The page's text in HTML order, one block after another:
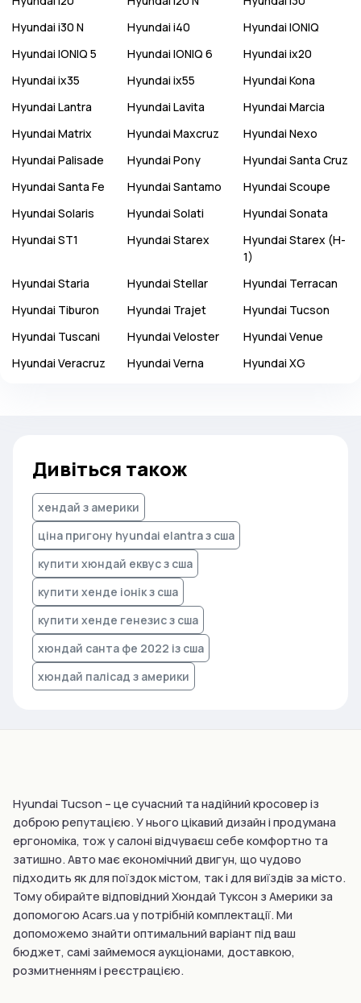
Hyundai i30 N Hyundai i40 Hyundai IONIQ
Hyundai IONIQ 5 Hyundai IONIQ 6 Hyundai ix20
Hyundai ix35 Hyundai ix55 Hyundai Kona
Hyundai Lantra Hyundai Lavita Hyundai Marcia
Hyundai Matrix Hyundai Maxcruz Hyundai Nexo
Hyundai Palisade Hyundai Pony Hyundai Santa Cruz
Hyundai Santa Fe Hyundai Santamo Hyundai Scoupe
Hyundai Solaris Hyundai Solati Hyundai Sonata
Hyundai ST1 Hyundai Starex Hyundai Starex (H-
1)
Hyundai Staria Hyundai Stellar Hyundai Terracan
Hyundai Tiburon Hyundai Trajet Hyundai Tucson
Hyundai Tuscani Hyundai Veloster Hyundai Venue
Hyundai Veracruz Hyundai Verna Hyundai XG
Дивіться також
хендай з америки
ціна пригону hyundai elantra з сша
купити хюндай еквус з сша
купити хенде іонік з сша
купити хенде генезис з сша
хюндай санта фе 2022 із сша
хюндай палісад з америки
Hyundai Tucson – це сучасний та надійний кросовер із
доброю репутацією. У нього цікавий дизайн і продумана
ергономіка, тож у салоні відчуваєш себе комфортно та
затишно. Авто має економічний двигун, що чудово
підходить як для поїздок містом, так і для виїздів за місто.
Тому обирайте відповідний Хюндай Туксон з Америки за
допомогою Acars.ua у потрібній комплектації. Ми
допоможемо знайти оптимальний варіант під ваш
бюджет, самі займемося аукціонами, доставкою,
розмитненням і реєстрацією.